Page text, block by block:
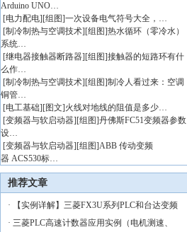
Arduino UNO…
[电力配电][组图]一次设备电气符号大全，…
[制冷制热与空调技术][组图]热水循环（零冷水）
系统…
[继电器接触器断路器][组图]接触器的短路环有什
么作…
[制冷制热与空调技术][组图]制冷人看过来：空调
铜管…
[电工基础][图文]火线对地线的阻值是多少…
[变频器与软启动器][组图]丹佛斯FC51变频器参数
设…
[变频器与软启动器][组图]ABB 传动变频
器 ACS530标…
推荐文章
·
【实例详解】三菱FX3U系列PLC和台达变频
· 三菱PLC高速计数器应用实例（电机测速、